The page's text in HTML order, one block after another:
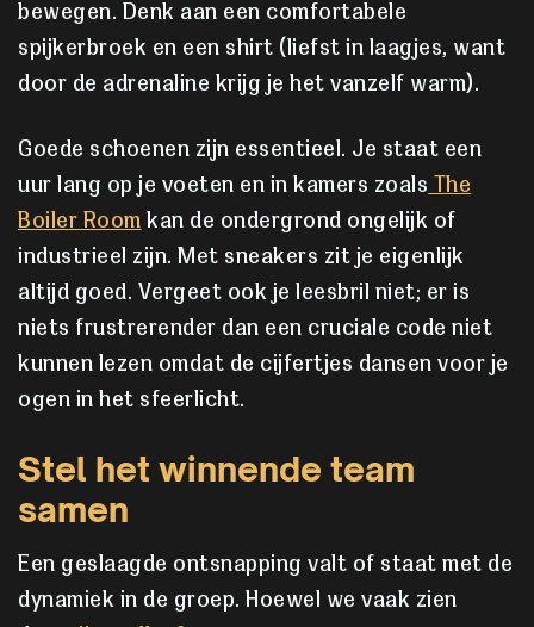
bewegen. Denk aan een comfortabele
spijkerbroek en een shirt (liefst in laagjes, want
door de adrenaline krijg je het vanzelf warm).
Goede schoenen zijn essentieel. Je staat een
uur lang op je voeten en in kamers zoals The
Boiler Room kan de ondergrond ongelijk of
industrieel zijn. Met sneakers zit je eigenlijk
altijd goed. Vergeet ook je leesbril niet; er is
niets frustrerender dan een cruciale code niet
kunnen lezen omdat de cijfertjes dansen voor je
ogen in het sfeerlicht.
Stel het winnende team
samen
Een geslaagde ontsnapping valt of staat met de
dynamiek in de groep. Hoewel we vaak zien